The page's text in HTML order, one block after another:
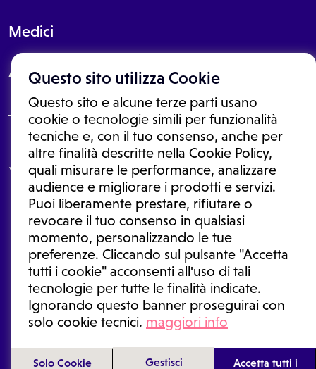
Questo sito utilizza Cookie
Questo sito e alcune terze parti usano
cookie o tecnologie simili per funzionalità
tecniche e, con il tuo consenso, anche per
altre finalità descritte nella Cookie Policy,
quali misurare le performance, analizzare
audience e migliorare i prodotti e servizi.
Puoi liberamente prestare, rifiutare o
revocare il tuo consenso in qualsiasi
momento, personalizzando le tue
preferenze. Cliccando sul pulsante "Accetta
tutti i cookie" acconsenti all'uso di tali
tecnologie per tutte le finalità indicate.
Ignorando questo banner proseguirai con
solo cookie tecnici. maggiori info
Solo Cookie Gestisci Accetta tutti i
Medici
About
Le informazioni proposte in questo sito non sono un consulto medico.
In nessun caso, queste informazioni sostituiscono un consulto, una
visita o una diagnosi formulata dal medico. Non si devono considerare
le informazioni disponibili come suggerimenti per la formulazione di
una diagnosi, la determinazione di un trattamento o l'assunzione o
sospensione di un farmaco senza prima consultare un medico di
medicina generale o uno specialista.
Condizioni di utilizzo|Privacy Policy |Gestione cookie
Ⓒ 2026 | Tutti i diritti riservati.